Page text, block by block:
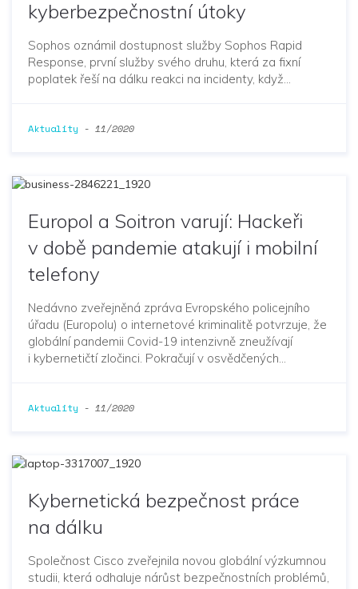
kyberbezpečnostní útoky
Sophos oznámil dostupnost služby Sophos Rapid
Response, první služby svého druhu, která za fixní
poplatek řeší na dálku reakci na incidenty, když…
Aktuality - 11/2020
Europol a Soitron varují: Hackeři
v době pandemie atakují i mobilní
telefony
Nedávno zveřejněná zpráva Evropského policejního
úřadu (Europolu) o internetové kriminalitě potvrzuje, že
globální pandemii Covid-19 intenzivně zneužívají
i kybernetičtí zločinci. Pokračují v osvědčených…
Aktuality - 11/2020
Kybernetická bezpečnost práce
na dálku
Společnost Cisco zveřejnila novou globální výzkumnou
studii, která odhaluje nárůst bezpečnostních problémů,